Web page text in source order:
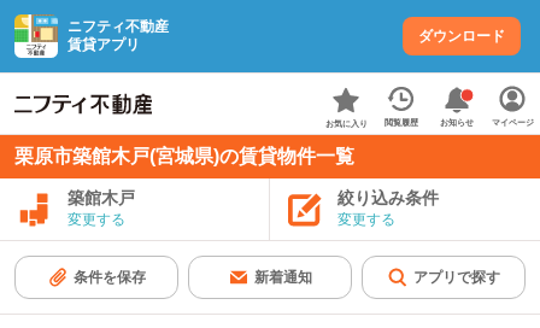
ニフティ不動産
賃貸アプリ
ダウンロード
お気に入り 閲覧履歴 お知らせ マイページ
栗原市築館木戸(宮城県)の賃貸物件一覧
築館木戸
変更する
絞り込み条件
変更する
条件を保存 新着通知 アプリで探す